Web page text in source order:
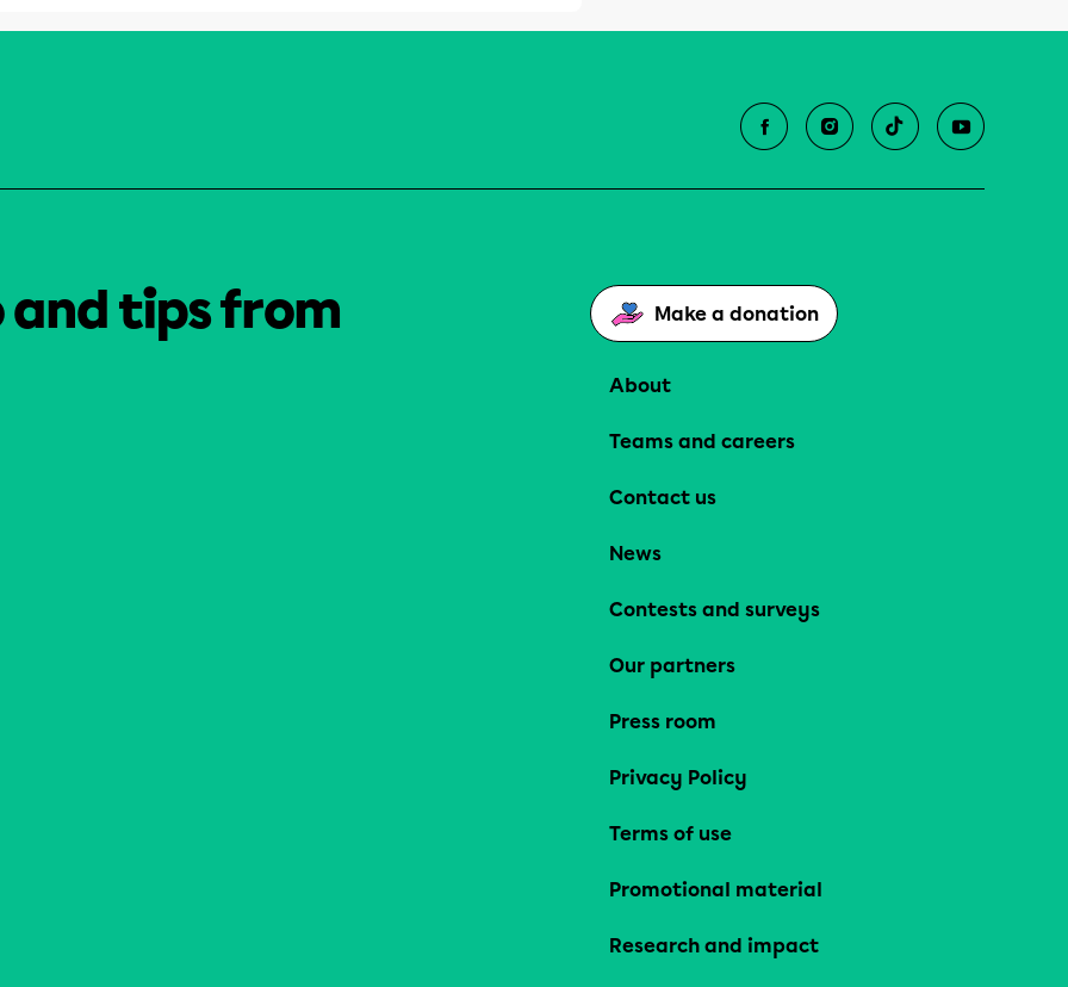
and tips from Make a donation
About
Teams and careers
Contact us
News
Contests and surveys
Our partners
Press room
Privacy Policy
Terms of use
Promotional material
Research and impact